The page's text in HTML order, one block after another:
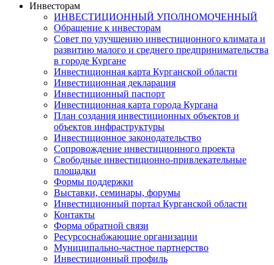
Инвесторам
ИНВЕСТИЦИОННЫЙ УПОЛНОМОЧЕННЫЙ
Обращение к инвесторам
Совет по улучшению инвестиционного климата и
развитию малого и среднего предпринимательства
в городе Кургане
Инвестиционная карта Курганской области
Инвестиционная декларация
Инвестиционный паспорт
Инвестиционная карта города Кургана
План создания инвестиционных объектов и
объектов инфраструктуры
Инвестиционное законодательство
Сопровождение инвестиционного проекта
Свободные инвестиционно-привлекательные
площадки
Формы поддержки
Выставки, семинары, форумы
Инвестиционный портал Курганской области
Контакты
Форма обратной связи
Ресурсоснабжающие организации
Муниципально-частное партнерство
Инвестиционный профиль